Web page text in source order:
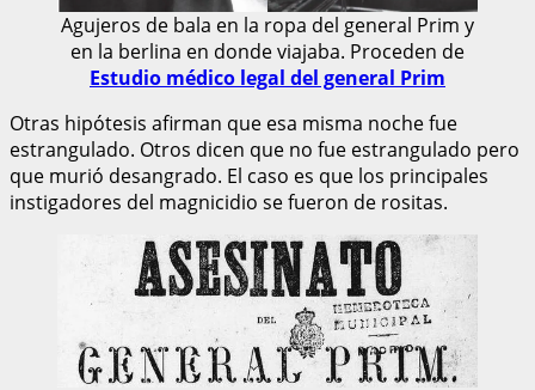
Agujeros de bala en la ropa del general Prim y
en la berlina en donde viajaba. Proceden de
Estudio médico legal del general Prim
Otras hipótesis afirman que esa misma noche fue
estrangulado. Otros dicen que no fue estrangulado pero
que murió desangrado. El caso es que los principales
instigadores del magnicidio se fueron de rositas.